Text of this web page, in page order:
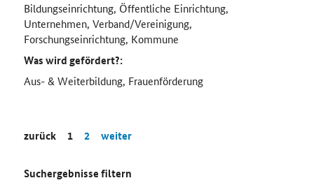
Bildungseinrichtung, Öffentliche Einrichtung,
Unternehmen, Verband/Vereinigung,
Forschungseinrichtung, Kommune
Was wird gefördert?:
Aus- & Weiterbildung, Frauenförderung
zurück 1 2 weiter
Suchergebnisse filtern